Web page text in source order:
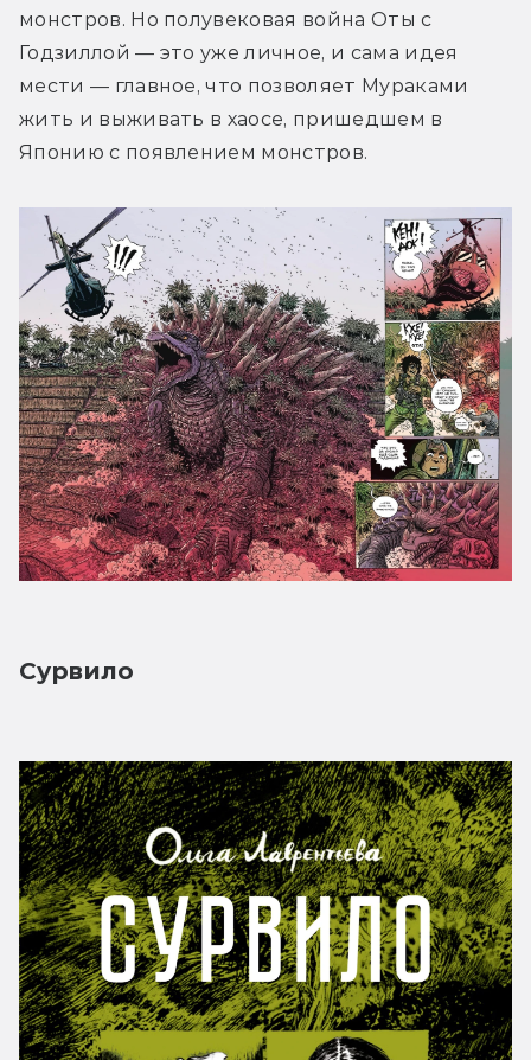
монстров. Но полувековая война Оты с
Годзиллой — это уже личное, и сама идея
мести — главное, что позволяет Мураками
жить и выживать в хаосе, пришедшем в
Японию с появлением монстров.
Сурвило